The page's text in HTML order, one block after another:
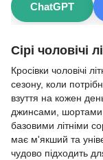
Сірі чоловічі
Кросівки чоловічі
сезону, коли
взуття на кожен
джинсами,
базовими літніми
має м'якший та
чудово підходить
ChatGPT